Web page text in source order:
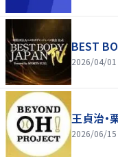
BEST
2026/04/01
王貞治・
2026/06/15